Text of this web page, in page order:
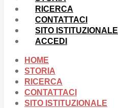
RICERCA
CONTATTACI
SITO ISTITUZIONALE
ACCEDI
HOME
STORIA
RICERCA
CONTATTACI
SITO ISTITUZIONALE